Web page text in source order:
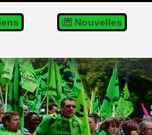
Nouvelles